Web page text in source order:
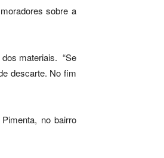
sobre a
materiais. “Se
descarte. No fim
no bairro